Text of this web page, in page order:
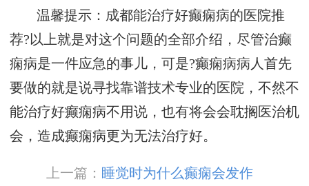
温馨提示：成都能治疗好癫痫病的医院推
荐?以上就是对这个问题的全部介绍，尽管治癫
痫病是一件应急的事儿，可是?癫痫病病人首先
要做的就是说寻找靠谱技术专业的医院，不然不
能治疗好癫痫病不用说，也有将会会耽搁医治机
会，造成癫痫病更为无法治疗好。
上一篇： 睡觉时为什么癫痫会发作